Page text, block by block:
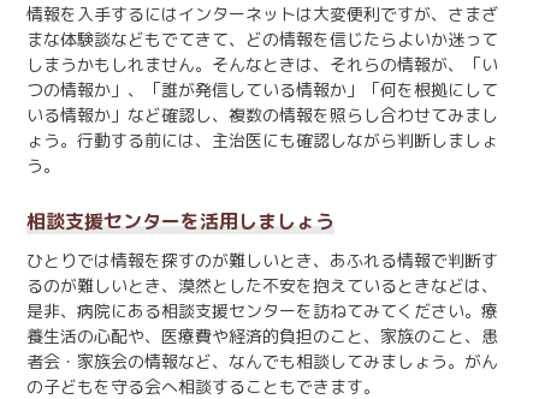
情報を入手するにはインターネットは大変便利ですが、さまざ
まな体験談などもでてきて、どの情報を信じたらよいか迷って
しまうかもしれません。そんなときは、それらの情報が、「い
つの情報か」、「誰が発信している情報か」「何を根拠にして
いる情報か」など確認し、複数の情報を照らし合わせてみまし
ょう。行動する前には、主治医にも確認しながら判断しましょ
う。
相談支援センターを活用しましょう
ひとりでは情報を探すのが難しいとき、あふれる情報で判断す
るのが難しいとき、漠然とした不安を抱えているときなどは、
是非、病院にある相談支援センターを訪ねてみてください。療
養生活の心配や、医療費や経済的負担のこと、家族のこと、患
者会・家族会の情報など、なんでも相談してみましょう。がん
の子どもを守る会へ相談することもできます。